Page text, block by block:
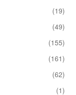
(19)
(49)
(155)
(161)
(62)
(1)